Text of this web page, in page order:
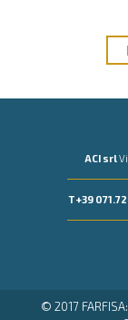
ACI srl
T +39
© 2017